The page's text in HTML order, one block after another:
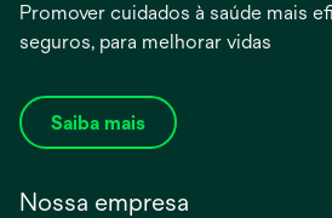
Promover cuidados à saúde mais
seguros, para melhorar vidas
Saiba mais
Nossa empresa